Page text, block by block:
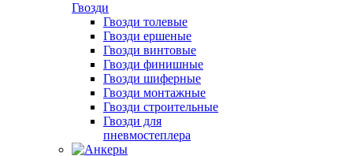
Гвозди
Гвозди толевые
Гвозди ершеные
Гвозди винтовые
Гвозди финишные
Гвозди шиферные
Гвозди монтажные
Гвозди строительные
Гвозди для
пневмостеплера